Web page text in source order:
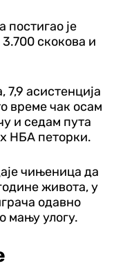
постигао је
скокова и
7,9 асистенција
време чак осам
и седам пута
НБА петорки.
чињеница да
живота, у
одавно
мању улогу.